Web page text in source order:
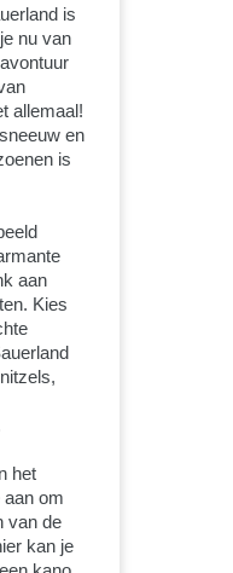
is
nu van
allemaal!
en
is
aan
Kies
het
om
van de
kan je